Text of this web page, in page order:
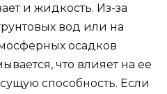
и жидкость. Из-за
вод или на
осадков
что влияет на ее
способность. Если